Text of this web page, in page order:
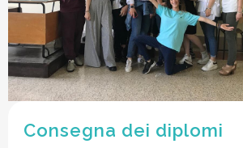
Consegna dei diplomi